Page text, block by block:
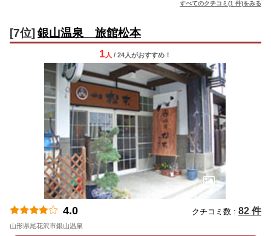
すべてのクチコミ(1 件)をみる
[7位] 銀山温泉 旅館松本
1 人 / 24人がおすすめ！
4.0 クチコミ数 : 82 件
山形県尾花沢市銀山温泉